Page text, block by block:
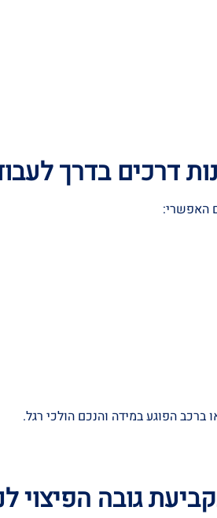
דרכים בדרך
האפשרי:
ברכב הפוגע במידה והנכם הולכי רגל.
גובה הפיצוי